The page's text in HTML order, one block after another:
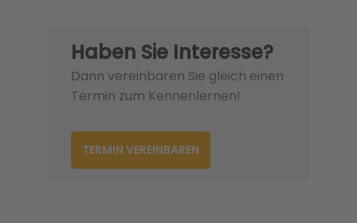
Haben Sie Interesse?
Dann vereinbaren Sie gleich einen
Termin zum Kennenlernen!
TERMIN VEREINBAREN